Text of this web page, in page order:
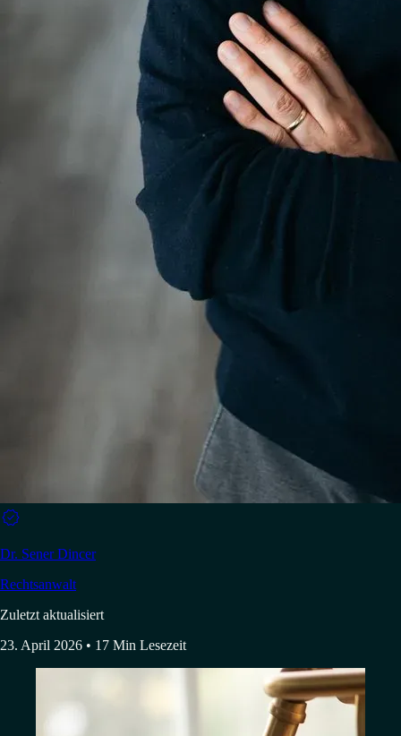

Dr. Sener Dincer
Rechtsanwalt
Zuletzt aktualisiert
23. April 2026 • 17 Min Lesezeit